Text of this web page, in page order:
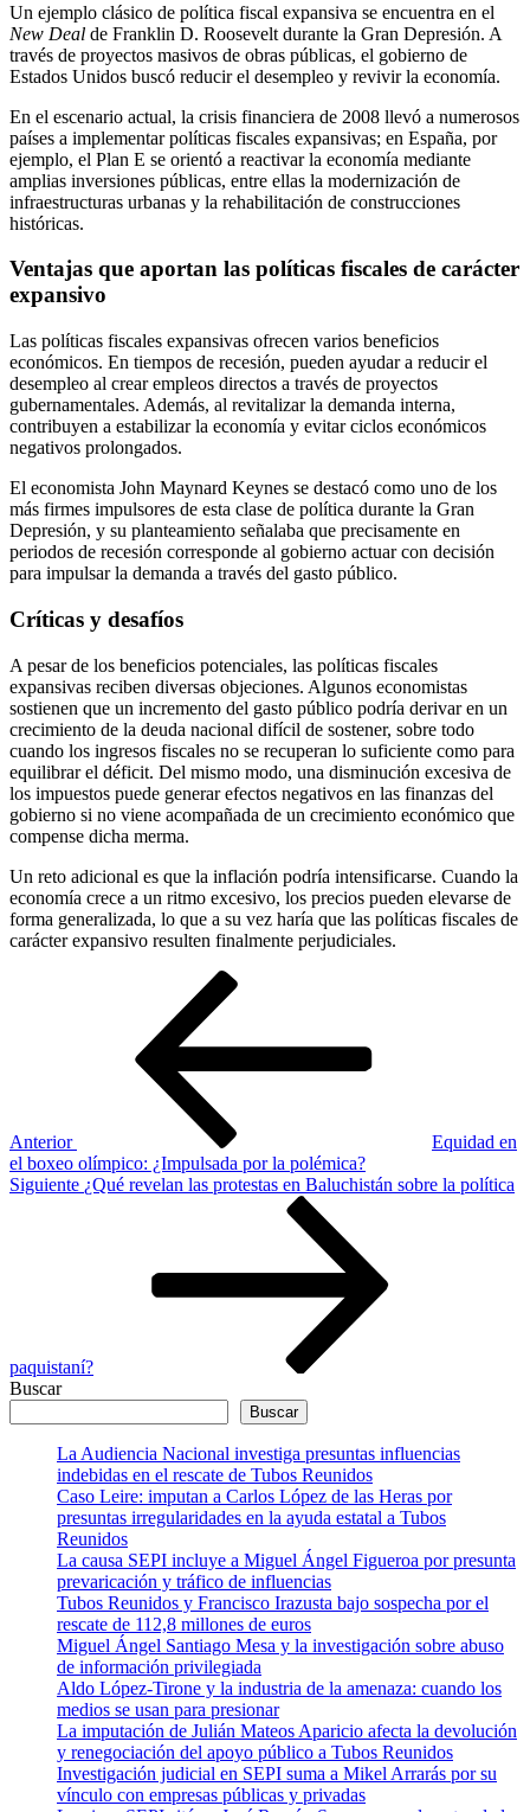
Un ejemplo clásico de política fiscal expansiva se encuentra en el
New Deal de Franklin D. Roosevelt durante la Gran Depresión. A
través de proyectos masivos de obras públicas, el gobierno de
Estados Unidos buscó reducir el desempleo y revivir la economía.
En el escenario actual, la crisis financiera de 2008 llevó a numerosos
países a implementar políticas fiscales expansivas; en España, por
ejemplo, el Plan E se orientó a reactivar la economía mediante
amplias inversiones públicas, entre ellas la modernización de
infraestructuras urbanas y la rehabilitación de construcciones
históricas.
Ventajas que aportan las políticas fiscales de carácter
expansivo
Las políticas fiscales expansivas ofrecen varios beneficios
económicos. En tiempos de recesión, pueden ayudar a reducir el
desempleo al crear empleos directos a través de proyectos
gubernamentales. Además, al revitalizar la demanda interna,
contribuyen a estabilizar la economía y evitar ciclos económicos
negativos prolongados.
El economista John Maynard Keynes se destacó como uno de los
más firmes impulsores de esta clase de política durante la Gran
Depresión, y su planteamiento señalaba que precisamente en
periodos de recesión corresponde al gobierno actuar con decisión
para impulsar la demanda a través del gasto público.
Críticas y desafíos
A pesar de los beneficios potenciales, las políticas fiscales
expansivas reciben diversas objeciones. Algunos economistas
sostienen que un incremento del gasto público podría derivar en un
crecimiento de la deuda nacional difícil de sostener, sobre todo
cuando los ingresos fiscales no se recuperan lo suficiente como para
equilibrar el déficit. Del mismo modo, una disminución excesiva de
los impuestos puede generar efectos negativos en las finanzas del
gobierno si no viene acompañada de un crecimiento económico que
compense dicha merma.
Un reto adicional es que la inflación podría intensificarse. Cuando la
economía crece a un ritmo excesivo, los precios pueden elevarse de
forma generalizada, lo que a su vez haría que las políticas fiscales de
carácter expansivo resulten finalmente perjudiciales.
Anterior
Equidad en
el boxeo olímpico: ¿Impulsada por la polémica?
Siguiente
Siguiente ¿Qué revelan las protestas en Baluchistán sobre la política
paquistaní?
Buscar
Buscar
La Audiencia Nacional investiga presuntas influencias
indebidas en el rescate de Tubos Reunidos
Caso Leire: imputan a Carlos López de las Heras por
presuntas irregularidades en la ayuda estatal a Tubos
Reunidos
La causa SEPI incluye a Miguel Ángel Figueroa por presunta
prevaricación y tráfico de influencias
Tubos Reunidos y Francisco Irazusta bajo sospecha por el
rescate de 112,8 millones de euros
Miguel Ángel Santiago Mesa y la investigación sobre abuso
de información privilegiada
Aldo López-Tirone y la industria de la amenaza: cuando los
medios se usan para presionar
La imputación de Julián Mateos Aparicio afecta la devolución
y renegociación del apoyo público a Tubos Reunidos
Investigación judicial en SEPI suma a Mikel Arrarás por su
vínculo con empresas públicas y privadas